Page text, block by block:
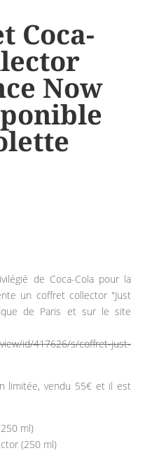
Coca-
Now
de Coca-Cola pour la
un coffret collector "Just
de Paris et sur le site
id/417626/s/coffret-just-
limitée, vendu 55€ et il est
ml)
(250 ml)